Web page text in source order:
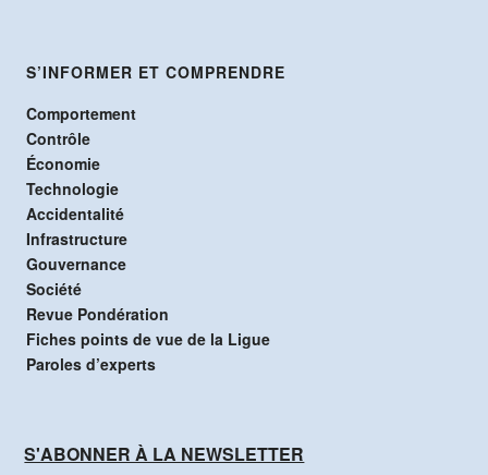
S’INFORMER ET COMPRENDRE
Comportement
Contrôle
Économie
Technologie
Accidentalité
Infrastructure
Gouvernance
Société
Revue Pondération
Fiches points de vue de la Ligue
Paroles d’experts
S'ABONNER À LA NEWSLETTER